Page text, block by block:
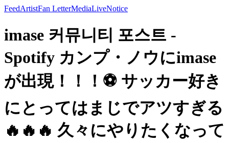
FeedArtistFan LetterMediaLiveNotice
imase 커뮤니티 포스트 -
Spotify カンプ・ノウにimase
が出現！！！⚽️ サッカー好き
にとってはまじでアツすぎる
🔥🔥🔥 久々にやりたくなって